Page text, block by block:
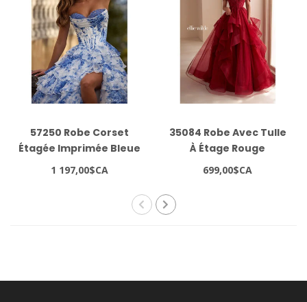
57250 Robe Corset
Étagée Imprimée Bleue
1 197,00$CA
35084 Robe Avec Tulle
À Étage Rouge
699,00$CA